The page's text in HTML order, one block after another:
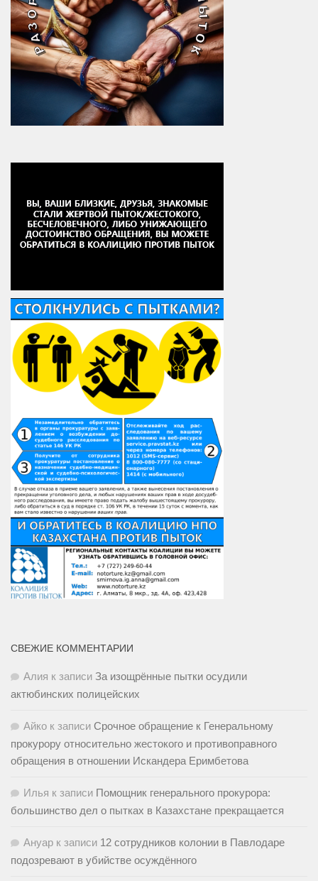
СВЕЖИЕ КОММЕНТАРИИ
Алия к записи За изощрённые пытки осудили
актюбинских полицейских
Айко к записи Срочное обращение к Генеральному
прокурору относительно жестокого и противоправного
обращения в отношении Искандера Еримбетова
Илья к записи Помощник генерального прокурора:
большинство дел о пытках в Казахстане прекращается
Ануар к записи 12 сотрудников колонии в Павлодаре
подозревают в убийстве осуждённого